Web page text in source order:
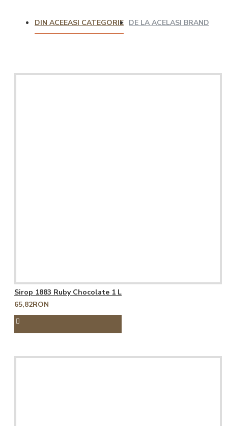
DIN ACEEASI CATEGORIE DE LA ACELASI BRAND
Sirop 1883 Ruby Chocolate 1 L
65,82RON